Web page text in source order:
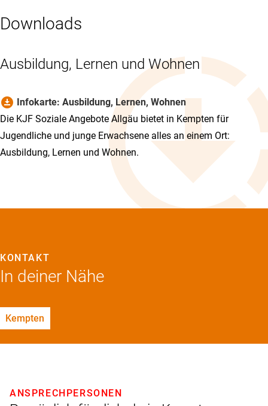
Downloads
Ausbildung, Lernen und Wohnen
download_for_offline Infokarte: Ausbildung, Lernen, Wohnen
Die KJF Soziale Angebote Allgäu bietet in Kempten für
Jugendliche und junge Erwachsene alles an einem Ort:
Ausbildung, Lernen und Wohnen.
In deiner Nähe
KONTAKT
Kempten
ANSPRECHPERSONEN